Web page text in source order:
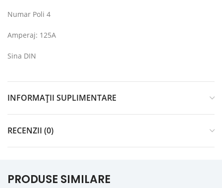
Numar Poli 4
Amperaj: 125A
Sina DIN
INFORMAȚII SUPLIMENTARE
RECENZII (0)
PRODUSE SIMILARE